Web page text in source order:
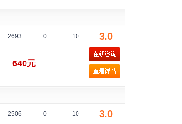
2693 0 10 3.0
640元
2506 0 10 3.0